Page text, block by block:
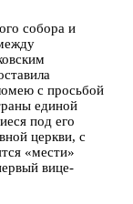
собора и
с просьбой
единой
под его
церкви, с
«мести»
вице-